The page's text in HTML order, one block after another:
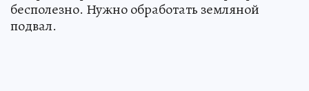
бесполезно. Нужно обработать земляной
подвал.